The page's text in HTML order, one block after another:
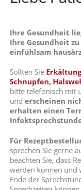
Ihre Gesundheit
Ihre Gesundheit
einfühlsam
Sollten Sie
Schnupfen,
bitte telefonisch mit
und erscheinen
erhalten einen
Für
sprechen Sie gerne
beachten Sie, dass
werden können und
Ende der